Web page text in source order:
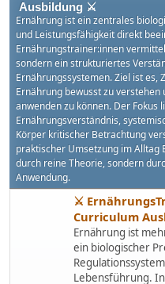
Ausbildung ⚔
Ernährung ist ein zentrales
und Leistungsfähigkeit direkt
Ernährungstrainer:innen
sondern ein strukturiertes
Ernährungssystemen. Ziel ist es,
Ernährung bewusst zu
anwenden zu können. Der Fokus
Ernährungsverständnis,
Körper kritischer Betrachtung
praktischer Umsetzung im Alltag
durch reine Theorie, sondern
Anwendung.
⚔
Curriculum
Ernährung ist
ein biologischer
Lebensführung.